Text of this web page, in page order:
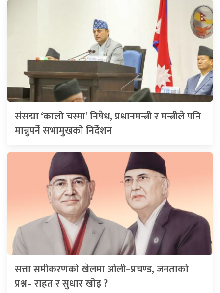
संसद्मा ‘कालो चस्मा’ निषेध, प्रधानमन्त्री र मन्त्रीले पनि
मान्नुपर्ने सभामुखको निर्देशन
सत्ता समीकरणको खेलमा ओली–प्रचण्ड, जनताको
प्रश्न– राहत र सुधार खोइ ?